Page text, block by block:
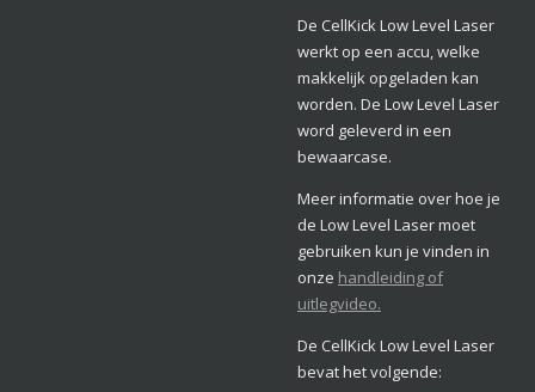
De CellKick Low Level Laser
werkt op een accu, welke
makkelijk opgeladen kan
worden. De Low Level Laser
word geleverd in een
bewaarcase.
Meer informatie over hoe je
de Low Level Laser moet
gebruiken kun je vinden in
onze handleiding of
uitlegvideo.
De CellKick Low Level Laser
bevat het volgende: